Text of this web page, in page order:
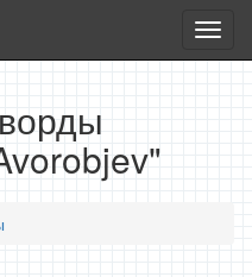
игры